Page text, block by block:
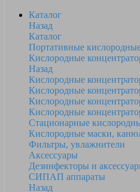
Каталог
Назад
Каталог
Портативные
Кислородные
Назад
Кислородные
Кислородные
Кислородные
Кислородные
Стационарные
Кислородные маски,
Фильтры, увлажнители
Аксессуары
Дезинфекторы и
СИПАП аппараты
Назад